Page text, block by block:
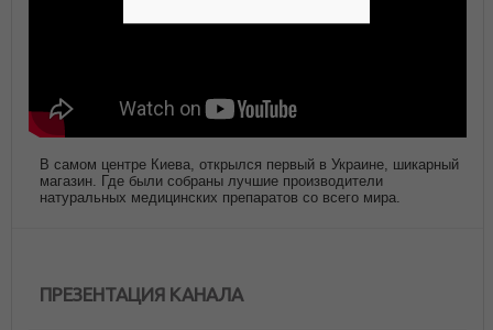
В самом центре Киева, открылся первый в Украине, шикарный
магазин. Где были собраны лучшие производители
натуральных медицинских препаратов со всего мира.
ПРЕЗЕНТАЦИЯ КАНАЛА